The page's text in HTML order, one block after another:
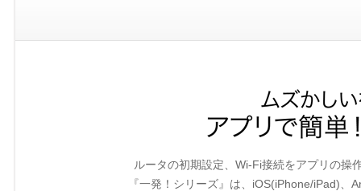
ルータの初期設定、Wi-Fi接続をアプリの操
『一発！シリーズ』は、iOS(iPhone/iPad)